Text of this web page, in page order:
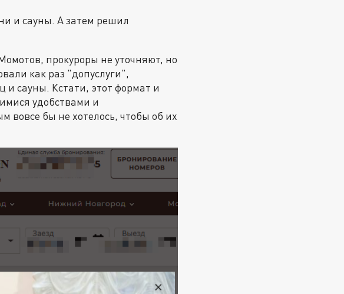
и сауны. А затем решил
прокуроры не уточняют, но
как раз "допуслуги",
и сауны. Кстати, этот формат и
удобствами и
бы не хотелось, чтобы об их